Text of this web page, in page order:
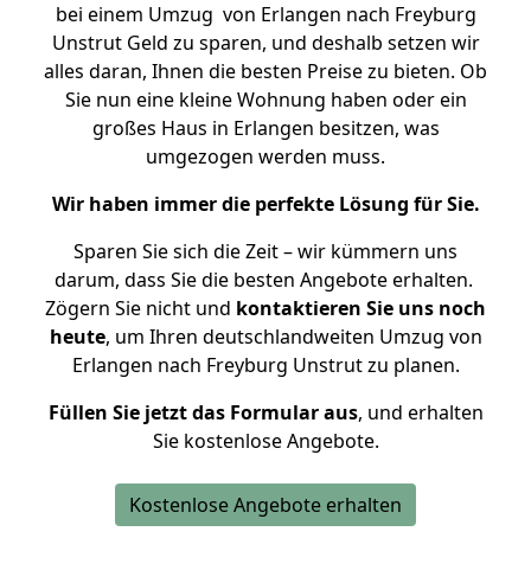
bei einem Umzug von Erlangen nach Freyburg
Unstrut Geld zu sparen, und deshalb setzen wir
alles daran, Ihnen die besten Preise zu bieten. Ob
Sie nun eine kleine Wohnung haben oder ein
großes Haus in Erlangen besitzen, was
umgezogen werden muss.
Wir haben immer die perfekte Lösung für Sie.
Sparen Sie sich die Zeit – wir kümmern uns
darum, dass Sie die besten Angebote erhalten.
Zögern Sie nicht und kontaktieren Sie uns noch
heute, um Ihren deutschlandweiten Umzug von
Erlangen nach Freyburg Unstrut zu planen.
Füllen Sie jetzt das Formular aus, und erhalten
Sie kostenlose Angebote.
Kostenlose Angebote erhalten